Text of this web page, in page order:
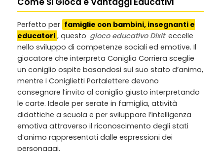
Perfetto per famiglie con bambini, insegnanti e
educatori , questo gioco educativo Dixit eccelle
nello sviluppo di competenze sociali ed emotive. Il
giocatore che interpreta Coniglia Corriera sceglie
un coniglio ospite basandosi sul suo stato d’animo,
mentre i Coniglietti Portalettere devono
consegnare l’invito al coniglio giusto interpretando
le carte. Ideale per serate in famiglia, attività
didattiche a scuola e per sviluppare l’intelligenza
emotiva attraverso il riconoscimento degli stati
d’animo rappresentati dalle espressioni dei
personaggi.